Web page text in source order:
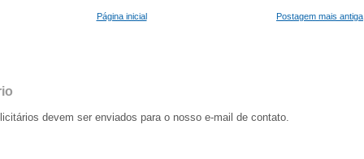
Postagem mais antiga
Página inicial
devem ser enviados para o nosso e-mail de contato.